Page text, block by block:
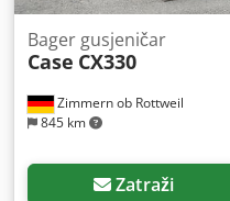
Zimmern ob Rottweil
845 km
Bager gusjeničar
Case CX330
Zatraži